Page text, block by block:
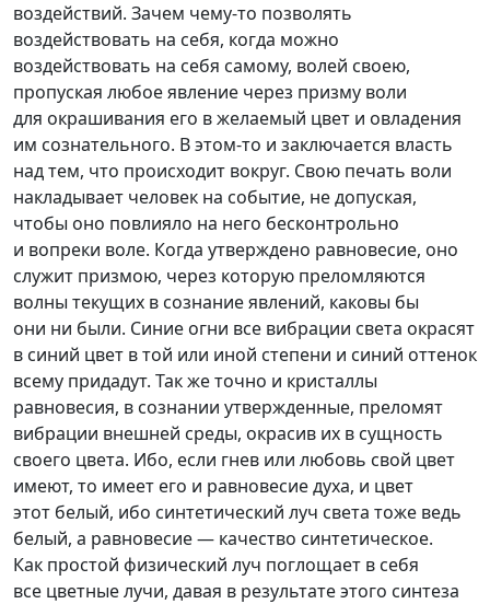
воздействий. Зачем чему-то позволять
воздействовать на себя, когда можно
воздействовать на себя самому, волей своею,
пропуская любое явление через призму воли
для окрашивания его в желаемый цвет и овладения
им сознательного. В этом-то и заключается власть
над тем, что происходит вокруг. Свою печать воли
накладывает человек на событие, не допуская,
чтобы оно повлияло на него бесконтрольно
и вопреки воле. Когда утверждено равновесие, оно
служит призмою, через которую преломляются
волны текущих в сознание явлений, каковы бы
они ни были. Синие огни все вибрации света окрасят
в синий цвет в той или иной степени и синий оттенок
всему придадут. Так же точно и кристаллы
равновесия, в сознании утвержденные, преломят
вибрации внешней среды, окрасив их в сущность
своего цвета. Ибо, если гнев или любовь свой цвет
имеют, то имеет его и равновесие духа, и цвет
этот белый, ибо синтетический луч света тоже ведь
белый, а равновесие — качество синтетическое.
Как простой физический луч поглощает в себя
все цветные лучи, давая в результате этого синтеза